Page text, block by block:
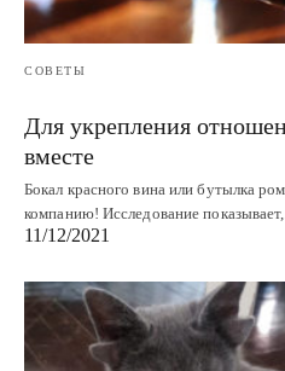
СОВЕТЫ
Для укрепления
вместе
Бокал красного вина или бутылка
компанию! Исследование
11/12/2021